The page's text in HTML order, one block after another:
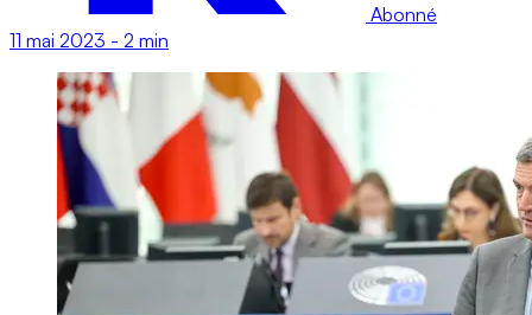
Abonné
11 mai 2023 - 2 min